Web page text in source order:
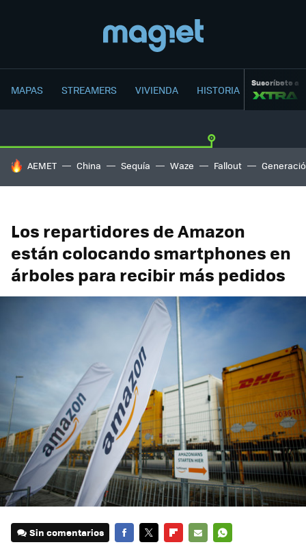
MAPAS STREAMERS VIVIENDA HISTORIA Suscríbete a
HOY SE HABLA DE
AEMET China Sequía Waze Fallout
Los repartidores de Amazon
están colocando smartphones en
árboles para recibir más pedidos
Sin comentarios